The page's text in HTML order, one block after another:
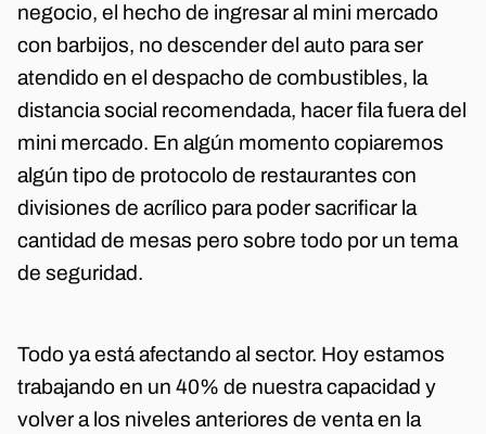
negocio, el hecho de ingresar al mini mercado
con barbijos, no descender del auto para ser
atendido en el despacho de combustibles, la
distancia social recomendada, hacer fila fuera del
mini mercado. En algún momento copiaremos
algún tipo de protocolo de restaurantes con
divisiones de acrílico para poder sacrificar la
cantidad de mesas pero sobre todo por un tema
de seguridad.
Todo ya está afectando al sector. Hoy estamos
trabajando en un 40% de nuestra capacidad y
volver a los niveles anteriores de venta en la